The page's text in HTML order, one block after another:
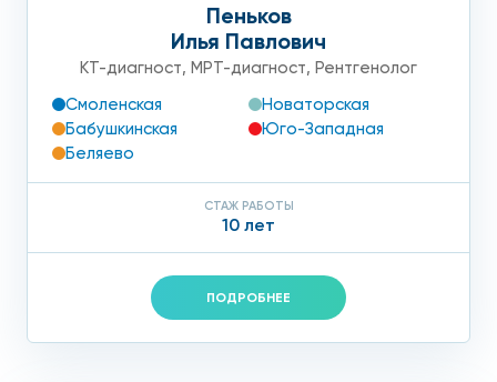
Пеньков
Илья Павлович
КТ-диагност, МРТ-диагност, Рентгенолог
Смоленская
Новаторская
Бабушкинская
Юго-Западная
Беляево
СТАЖ РАБОТЫ
10 лет
ПОДРОБНЕЕ